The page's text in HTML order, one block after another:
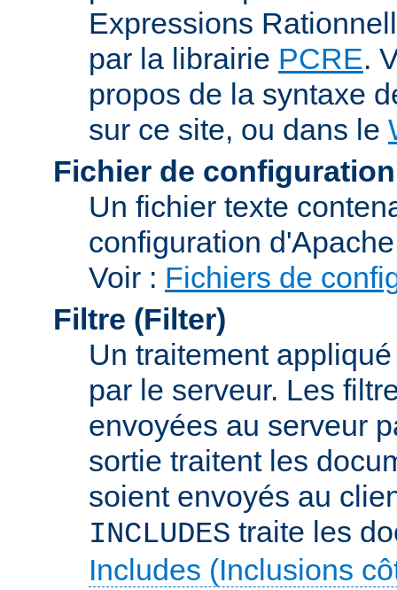
Expressions
par la librairie PCRE.
propos de la syntaxe
sur ce site, ou dans le
Fichier de
Un fichier texte
configuration
Voir : Fichiers de
Filtre (Filter)
Un traitement
par le serveur. Les
envoyées au serveur
sortie traitent les
soient envoyés au
INCLUDES traite les
Includes (Inclusions